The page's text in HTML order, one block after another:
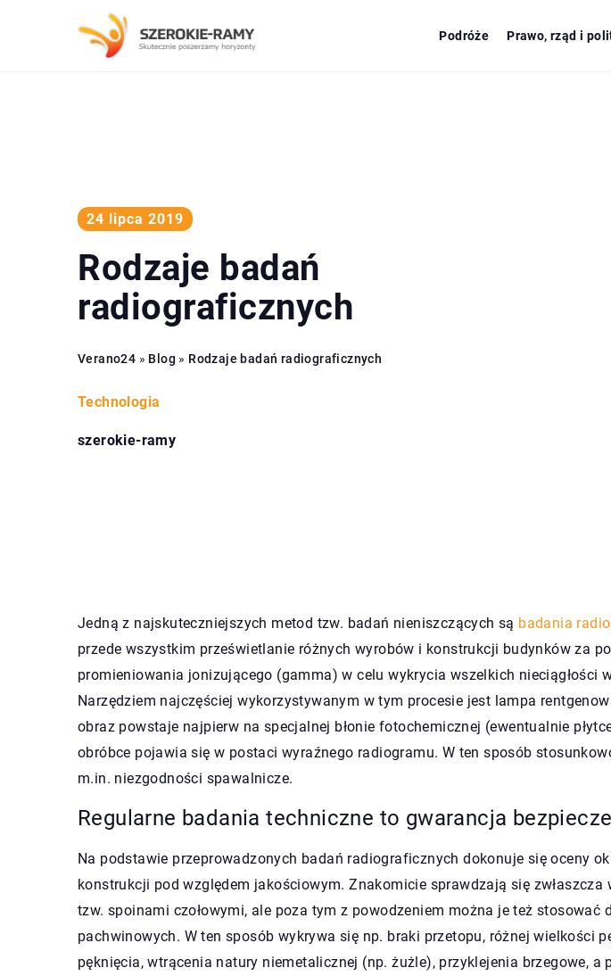
Podróże Prawo, rząd i
24 lipca 2019
Rodzaje badań
radiograficznych
Verano24 » Blog » Rodzaje badań radiograficznych
Technologia
szerokie-ramy
Jedną z najskuteczniejszych metod tzw. badań nieniszczących są badania
przede wszystkim prześwietlanie różnych wyrobów i konstrukcji budynków za
promieniowania jonizującego (gamma) w celu wykrycia wszelkich nieciągłości
Narzędziem najczęściej wykorzystywanym w tym procesie jest lampa
obraz powstaje najpierw na specjalnej błonie fotochemicznej (ewentualnie
obróbce pojawia się w postaci wyraźnego radiogramu. W ten sposób
m.in. niezgodności spawalnicze.
Regularne badania techniczne to gwarancja
Na podstawie przeprowadzonych badań radiograficznych dokonuje się oceny
konstrukcji pod względem jakościowym. Znakomicie sprawdzają się zwłaszcza
tzw. spoinami czołowymi, ale poza tym z powodzeniem można je też stosować
pachwinowych. W ten sposób wykrywa się np. braki przetopu, różnej wielkości
pęknięcia, wtrącenia natury niemetalicznej (np. żużle), przyklejenia brzegowe, a